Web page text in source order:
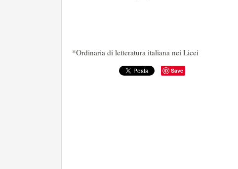
*Ordinaria di letteratura italiana nei Licei
Save